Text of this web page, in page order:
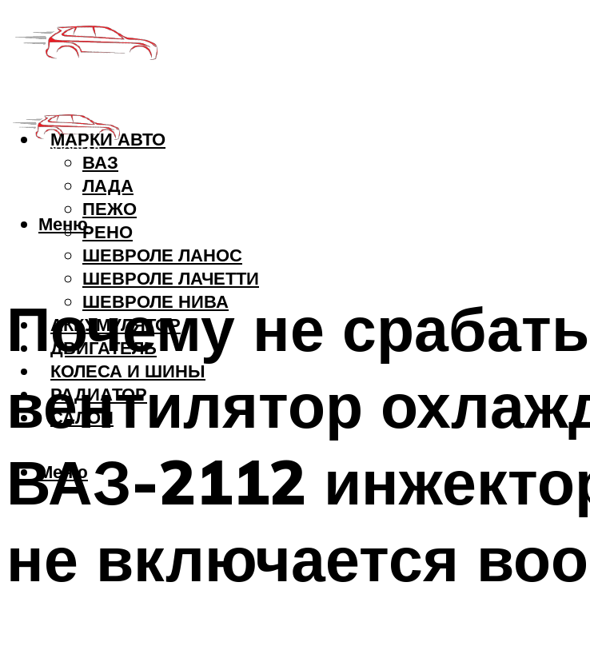
МАРКИ АВТО
ВАЗ
ЛАДА
ПЕЖО
РЕНО
ШЕВРОЛЕ ЛАНОС
ШЕВРОЛЕ ЛАЧЕТТИ
ШЕВРОЛЕ НИВА
АККУМУЛЯТОР
ДВИГАТЕЛЬ
КОЛЕСА И ШИНЫ
РАДИАТОР
САЛОН
Меню
Меню
Почему не
вентилятор
ВАЗ-2112
не включается